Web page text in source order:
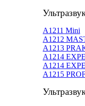
А1211 Mini
А1212
A1213
А1214
А1214
A1215